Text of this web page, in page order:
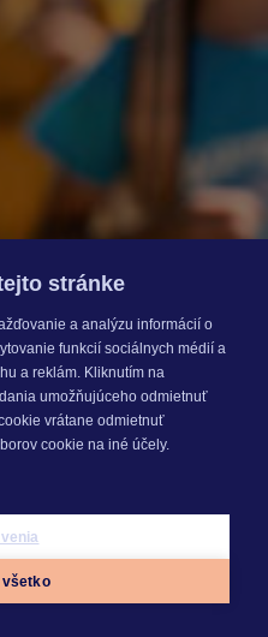
stránke
a analýzu informácií o
funkcií sociálnych médií a
a reklám. Kliknutím na
umožňujúceho odmietnuť
vrátane odmietnuť
cookie na iné účely.